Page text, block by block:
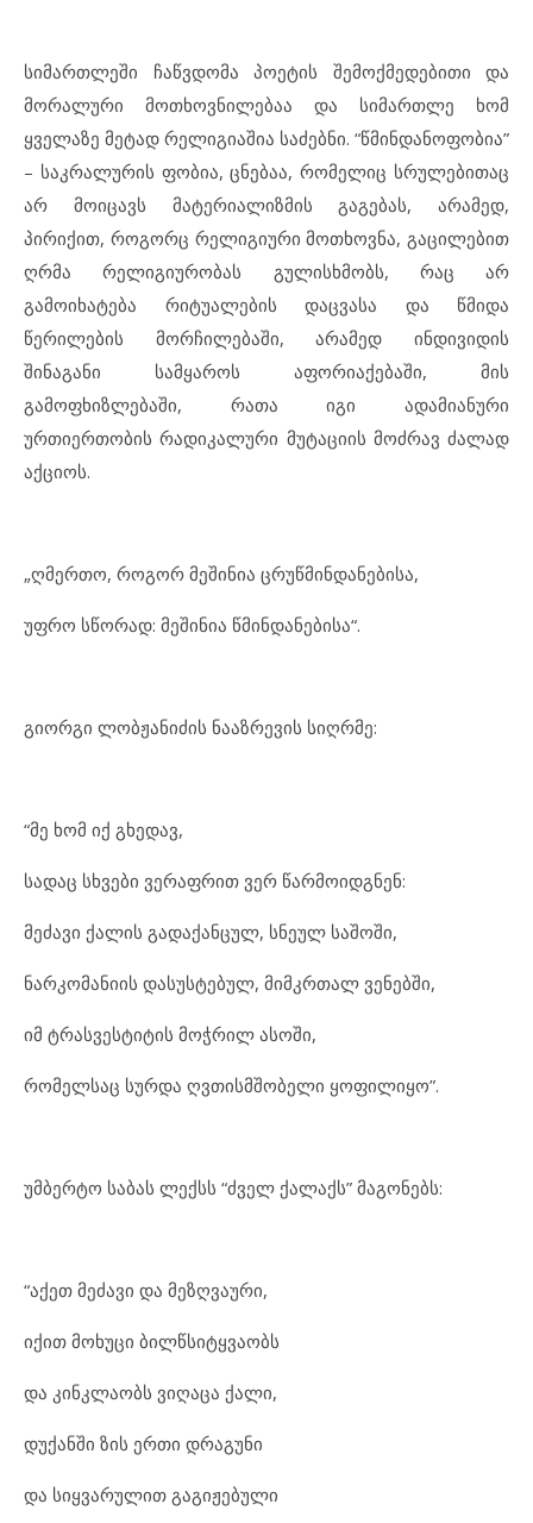
სიმართლეში ჩაწვდომა პოეტის შემოქმედებითი და
მორალური მოთხოვნილებაა და სიმართლე ხომ
ყველაზე მეტად რელიგიაშია საძებნი. “წმინდანოფობია”
– საკრალურის ფობია, ცნებაა, რომელიც სრულებითაც
არ მოიცავს მატერიალიზმის გაგებას, არამედ,
პირიქით, როგორც რელიგიური მოთხოვნა, გაცილებით
ღრმა რელიგიურობას გულისხმობს, რაც არ
გამოიხატება რიტუალების დაცვასა და წმიდა
წერილების მორჩილებაში, არამედ ინდივიდის
შინაგანი სამყაროს აფორიაქებაში, მის
გამოფხიზლებაში, რათა იგი ადამიანური
ურთიერთობის რადიკალური მუტაციის მოძრავ ძალად
აქციოს.
„ღმერთო, როგორ მეშინია ცრუწმინდანებისა,
უფრო სწორად: მეშინია წმინდანებისა“.
გიორგი ლობჟანიძის ნააზრევის სიღრმე:
“მე ხომ იქ გხედავ,
სადაც სხვები ვერაფრით ვერ წარმოიდგნენ:
მეძავი ქალის გადაქანცულ, სნეულ საშოში,
ნარკომანიის დასუსტებულ, მიმკრთალ ვენებში,
იმ ტრასვესტიტის მოჭრილ ასოში,
რომელსაც სურდა ღვთისმშობელი ყოფილიყო”.
უმბერტო საბას ლექსს “ძველ ქალაქს” მაგონებს:
“აქეთ მეძავი და მეზღვაური,
იქით მოხუცი ბილწსიტყვაობს
და კინკლაობს ვიღაცა ქალი,
დუქანში ზის ერთი დრაგუნი
და სიყვარულით გაგიჟებული